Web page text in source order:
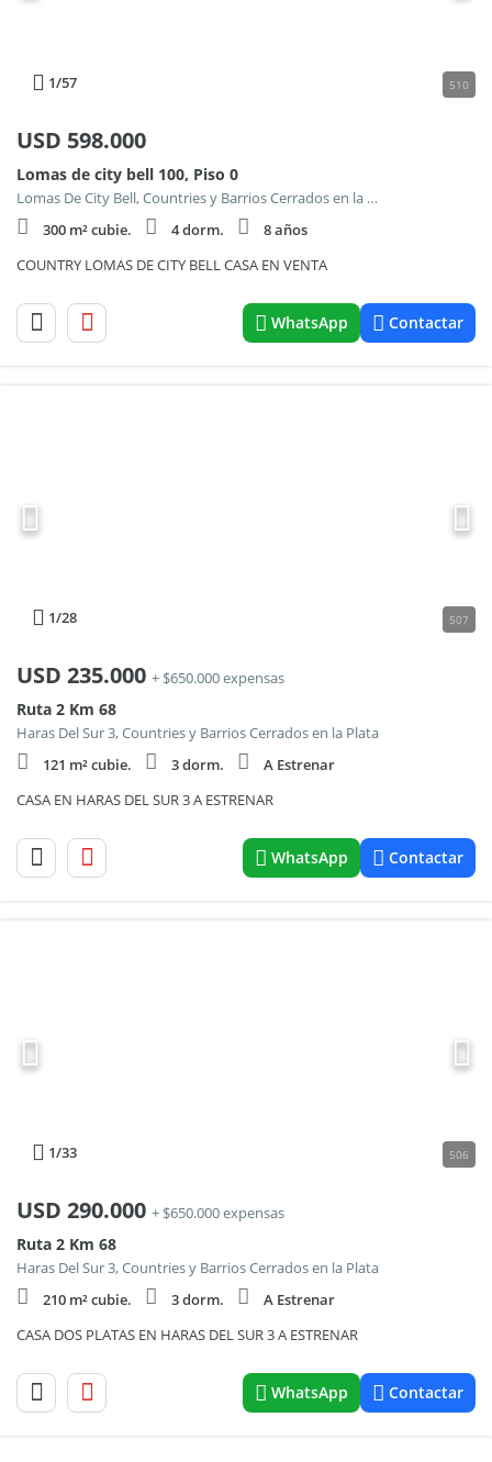
1/57 510
USD 598.000
Lomas de city bell 100, Piso 0
Lomas De City Bell, Countries y Barrios Cerrados en la Plata
300 m² cubie.
4 dorm.
8 años
COUNTRY LOMAS DE CITY BELL CASA EN VENTA
WhatsApp Contactar
1/28 507
USD 235.000 + $650.000 expensas
Ruta 2 Km 68
Haras Del Sur 3, Countries y Barrios Cerrados en la Plata
121 m² cubie.
3 dorm.
A Estrenar
CASA EN HARAS DEL SUR 3 A ESTRENAR
WhatsApp Contactar
1/33 506
USD 290.000 + $650.000 expensas
Ruta 2 Km 68
Haras Del Sur 3, Countries y Barrios Cerrados en la Plata
210 m² cubie.
3 dorm.
A Estrenar
CASA DOS PLATAS EN HARAS DEL SUR 3 A ESTRENAR
WhatsApp Contactar